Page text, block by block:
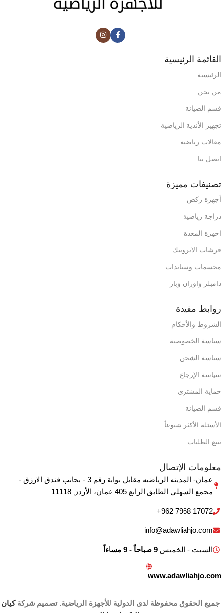
القائمة الرئيسية
الرئيسية
من نحن
قسم الصيانة
تجهيز الأندية الرياضية
مقالات رياضية
اتصل بنا
تصنيفات مميزة
أجهزة ركض
دراجة رياضية
اجهزة المعدة
فرشات الايروبيك
مجسمات وستاندات
دامبلز واوزان وبار
روابط مفيدة
الشروط والأحكام
سياسة الخصوصية
سياسة الشحن
سياسة الإرجاع
حماية المشتري
قسم الصيانة
الأسئلة الأكثر شيوعاً
تتبع الطلبات
معلومات الإتصال
عمان- المدينه الرياضيه مقابل بوابة رقم 3 - بجانب فندق الارزق -
مجمع السهلي الطابق الرابع 405 ‏عمان‏، ‏الأردن‏ 11118
+962 7968 17072
info@adawliahjo.com
السبت - الخميس9 صباحاً - 9 مساءاً
www.adawliahjo.com
جميع الحقوق محفوظة لدى الدولية للأجهزة الرياضية. تصميم شركةكيان